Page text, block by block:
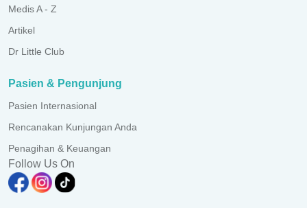
Medis A - Z
Artikel
Dr Little Club
Pasien & Pengunjung
Pasien Internasional
Rencanakan Kunjungan Anda
Penagihan & Keuangan
Follow Us On